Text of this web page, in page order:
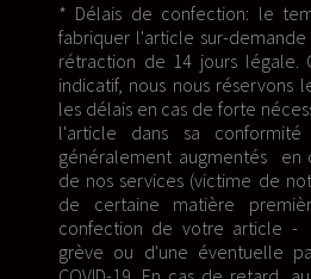
* Délais de confection: le
fabriquer l'article sur-
rétraction de 14 jours légale.
indicatif, nous nous réservons
les délais en cas de forte
l'article dans sa
généralement augmentés en
de nos services (victime de
de certaine matière
confection de votre article -
grève ou d'une éventuelle